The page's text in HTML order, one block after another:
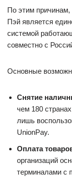
По этим
Пэй является
системой
совместно с
Основные
Снятие
чем 180
лишь
UnionPay.
Оплата
организаций
терминалами с